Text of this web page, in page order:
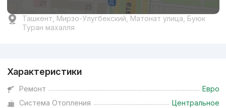
Ташкент, Мирзо-Улугбекский, Матонат улица, Буюк
Туран махалля
Характеристики
Ремонт
Евро
Система Отопления
Центральное